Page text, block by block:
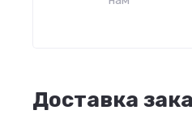
Доставка